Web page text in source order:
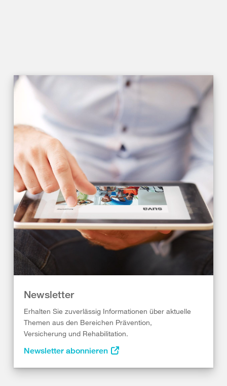
Newsletter
Erhalten Sie zuverlässig Informationen über aktuelle
Themen aus den Bereichen Prävention,
Versicherung und Rehabilitation.
Newsletter abonnieren